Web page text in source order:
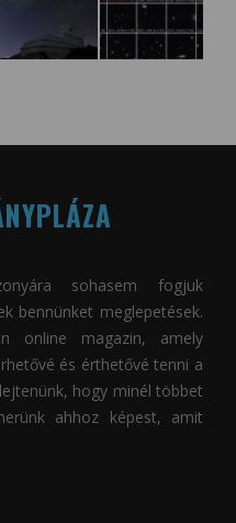
sohasem fogjuk
bennünket meglepetések.
online magazin, amely
és érthetővé tenni a
hogy minél többet
ahhoz képest, amit